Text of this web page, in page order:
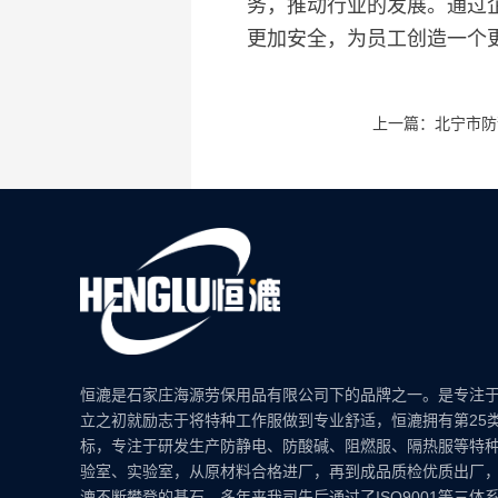
务，推动行业的发展。通过
更加安全，为员工创造一个
上一篇：北宁市
恒漉是石家庄海源劳保用品有限公司下的品牌之一。是专注
立之初就励志于将特种工作服做到专业舒适，恒漉拥有第25
标，专注于研发生产防静电、防酸碱、阻燃服、隔热服等特
验室、实验室，从原材料合格进厂，再到成品质检优质出厂